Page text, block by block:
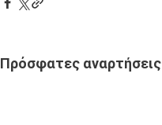
Πρόσφατες αναρτήσεις